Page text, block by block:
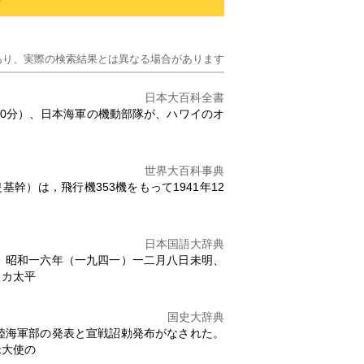
、実際の検索結果とは異なる場合があります
日本大百科全書
）、日本海軍の機動部隊が、ハワイのオ
世界大百科事典
幹）は，飛行機353機をもって1941年12
日本国語大辞典
和一六年（一九四一）一二月八日未明、
太平
国史大辞典
軍部の発表と宣戦詔勅発布がなされた。
使の